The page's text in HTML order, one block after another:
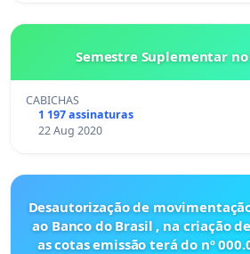
Semestre Suplementar no
CABICHAS
1 197 assinaturas
22 Aug 2020
Desautorização de
ao Banco do Brasil , na criação
as cotas emissão terá do nº